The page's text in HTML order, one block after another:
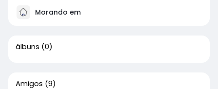
Morando em
álbuns (0)
Amigos (9)